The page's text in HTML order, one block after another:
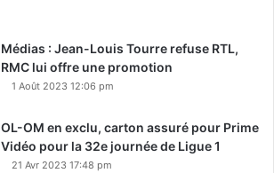
Médias : Jean-Louis Tourre refuse RTL,
RMC lui offre une promotion
1 Août 2023 12:06 pm
OL-OM en exclu, carton assuré pour Prime
Vidéo pour la 32e journée de Ligue 1
21 Avr 2023 17:48 pm